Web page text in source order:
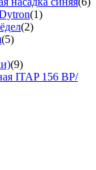
(1)
(2)
(5)
(9)
ITAP 156 ВР/